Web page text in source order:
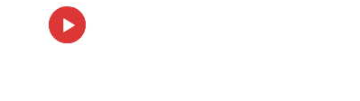
Audio
Player